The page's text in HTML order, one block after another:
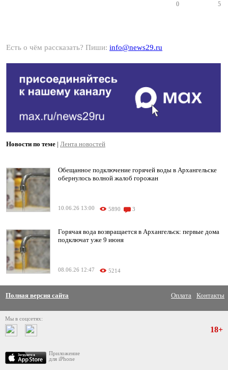
0 5
Есть о чём рассказать? Пиши: info@news29.ru
Новости по теме | Лента новостей
Обещанное подключение горячей воды в Архангельске
обернулось волной жалоб горожан
10.06.26 13:00 5890 3
Горячая вода возвращается в Архангельск: первые дома
подключат уже 9 июня
08.06.26 12:47 5214
Полная версия сайта Оплата Контакты
Мы в соцсетях:
Приложение
для iPhone
18+